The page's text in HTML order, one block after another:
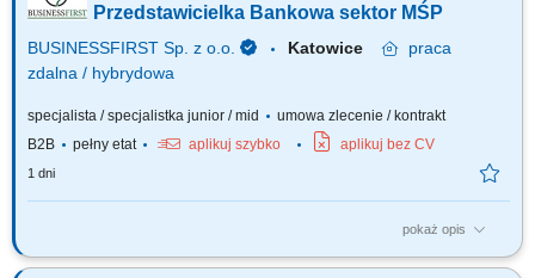
inwestycyjnych. Operacyjna obsługa klientów indywidualnych i firm z
Przedstawicielka Bankowa sektor MŚP
BUSINESSFIRST Sp. z o.o. Katowice
praca
zdalna / hybrydowa
specjalista / specjalistka junior / mid
umowa zlecenie / kontrakt
B2B
pełny etat aplikuj szybko aplikuj bez CV
1 dni
pokaż opis
Opis stanowiska Pozyskiwanie klientów biznesowych oraz sprzedaż